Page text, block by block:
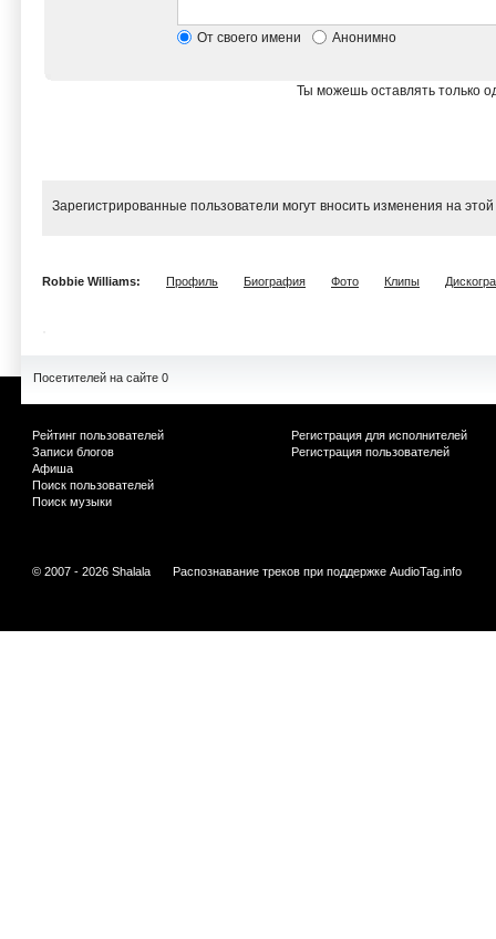
От своего имени Анонимно
Ты можешь оставлять только
Зарегистрированные пользователи могут вносить изменения на
Robbie Williams: Профиль Биография Фото Клипы
Посетителей на сайте 0
Рейтинг пользователей
Записи блогов
Афиша
Поиск пользователей
Поиск музыки
Регистрация для исполнителей
Регистрация пользователей
© 2007 - 2026 Shalala Распознавание треков при поддержке AudioTag.info